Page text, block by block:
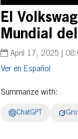
El
Mundial
April 17, 2025 |
Español
Summarize with:
ChatGPT